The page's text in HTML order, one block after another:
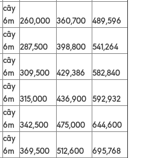
cây
6m
260,000 360,700
489,596
cây
6m
287,500 398,800
541,264
cây
6m
309,500 429,386
582,840
cây
6m
315,000 436,900
592,932
cây
6m
342,500 475,000
644,600
cây
6m
369,500 512,600
695,768